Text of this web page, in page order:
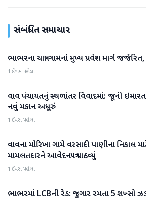
સંબંધિત સમાચાર
વાવ-થરાદ
ભાભરના ચાત્રા ગામનો મુખ્ય પ્રવેશ માર્ગ
1 દિવસ પહેલા
વાવ-થરાદ
વાવ પંચાયતનું સ્થળાંતર વિવાદમાં: જૂની
નવું મકાન અધૂરું
1 દિવસ પહેલા
વાવ-થરાદ
વાવના મોરિખા ગામે વરસાદી પાણીના નિકાલ
મામલતદારને આવેદનપત્ર પાઠવ્યું
1 દિવસ પહેલા
વાવ-થરાદ
ભાભરમાં LCBની રેડ: જુગાર રમતા 5 શખ્સો